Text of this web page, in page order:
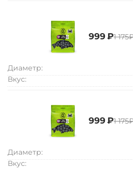
‍999‍ ₽‍1 175‍
Диаметр:
Вкус:
‍999‍ ₽‍1 175‍
Диаметр:
Вкус: